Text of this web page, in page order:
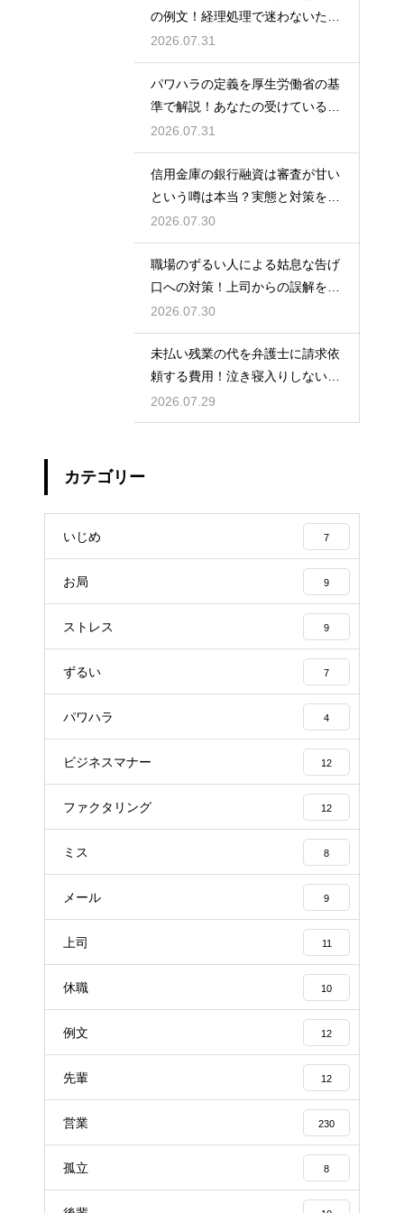
の例文！経理処理で迷わないため
の知識
2026.07.31
パワハラの定義を厚生労働省の基
準で解説！あなたの受けている行
為は該当する？
2026.07.31
信用金庫の銀行融資は審査が甘い
という噂は本当？実態と対策を徹
底解説
2026.07.30
職場のずるい人による姑息な告げ
口への対策！上司からの誤解を解
いて自分の身の潔白を証明する手
順
2026.07.30
未払い残業の代を弁護士に請求依
頼する費用！泣き寝入りしないた
めの知識
2026.07.29
カテゴリー
いじめ 7
お局 9
ストレス 9
ずるい 7
パワハラ 4
ビジネスマナー 12
ファクタリング 12
ミス 8
メール 9
上司 11
休職 10
例文 12
先輩 12
営業 230
孤立 8